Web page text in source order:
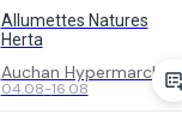
Allumettes Natures
Herta
Auchan Hypermarch...
04.08-16.08